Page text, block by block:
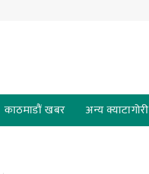
काठमाडौं खबर अन्य क्याटागोरी